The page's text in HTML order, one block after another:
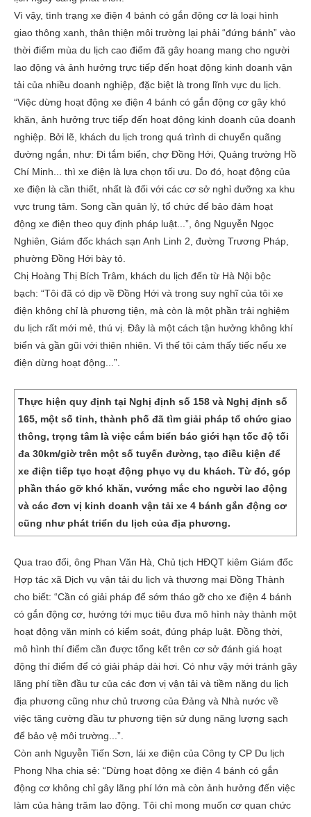
Vì vậy, tình trạng xe điện 4 bánh có gắn động cơ là loại hình
giao thông xanh, thân thiện môi trường lại phải “đứng bánh” vào
thời điểm mùa du lịch cao điểm đã gây hoang mang cho người
lao động và ảnh hưởng trực tiếp đến hoạt động kinh doanh vận
tải của nhiều doanh nghiệp, đặc biệt là trong lĩnh vực du lịch.
“Việc dừng hoạt động xe điện 4 bánh có gắn động cơ gây khó
khăn, ảnh hưởng trực tiếp đến hoạt động kinh doanh của doanh
nghiệp. Bởi lẽ, khách du lịch trong quá trình di chuyển quãng
đường ngắn, như: Đi tắm biển, chợ Đồng Hới, Quảng trường Hồ
Chí Minh... thì xe điện là lựa chọn tối ưu. Do đó, hoạt động của
xe điện là cần thiết, nhất là đối với các cơ sở nghỉ dưỡng xa khu
vực trung tâm. Song cần quản lý, tổ chức để bảo đảm hoạt
động xe điện theo quy định pháp luật...”, ông Nguyễn Ngọc
Nghiên, Giám đốc khách sạn Anh Linh 2, đường Trương Pháp,
phường Đồng Hới bày tỏ.
Chị Hoàng Thị Bích Trâm, khách du lịch đến từ Hà Nội bộc
bạch: “Tôi đã có dịp về Đồng Hới và trong suy nghĩ của tôi xe
điện không chỉ là phương tiện, mà còn là một phần trải nghiệm
du lịch rất mới mẻ, thú vị. Đây là một cách tận hưởng không khí
biển và gần gũi với thiên nhiên. Vì thế tôi cảm thấy tiếc nếu xe
điện dừng hoạt động...”.
Thực hiện quy định tại Nghị định số 158 và Nghị định số
165, một số tỉnh, thành phố đã tìm giải pháp tổ chức giao
thông, trọng tâm là việc cắm biển báo giới hạn tốc độ tối
đa 30km/giờ trên một số tuyến đường, tạo điều kiện để
xe điện tiếp tục hoạt động phục vụ du khách. Từ đó, góp
phần tháo gỡ khó khăn, vướng mắc cho người lao động
và các đơn vị kinh doanh vận tải xe 4 bánh gắn động cơ
cũng như phát triển du lịch của địa phương.
Qua trao đổi, ông Phan Văn Hà, Chủ tịch HĐQT kiêm Giám đốc
Hợp tác xã Dịch vụ vận tải du lịch và thương mại Đồng Thành
cho biết: “Cần có giải pháp để sớm tháo gỡ cho xe điện 4 bánh
có gắn động cơ, hướng tới mục tiêu đưa mô hình này thành một
hoạt động văn minh có kiểm soát, đúng pháp luật. Đồng thời,
mô hình thí điểm cần được tổng kết trên cơ sở đánh giá hoạt
động thí điểm để có giải pháp dài hơi. Có như vậy mới tránh gây
lãng phí tiền đầu tư của các đơn vị vận tải và tiềm năng du lịch
địa phương cũng như chủ trương của Đảng và Nhà nước về
việc tăng cường đầu tư phương tiện sử dụng năng lượng sạch
để bảo vệ môi trường...”.
Còn anh Nguyễn Tiến Sơn, lái xe điện của Công ty CP Du lịch
Phong Nha chia sẻ: “Dừng hoạt động xe điện 4 bánh có gắn
động cơ không chỉ gây lãng phí lớn mà còn ảnh hưởng đến việc
làm của hàng trăm lao động. Tôi chỉ mong muốn cơ quan chức